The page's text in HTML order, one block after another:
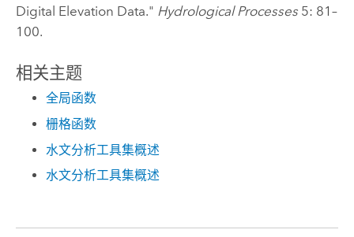
Digital Elevation Data." Hydrological Processes5: 81–
100.
相关主题
全局函数
栅格函数
水文分析工具集概述
水文分析工具集概述